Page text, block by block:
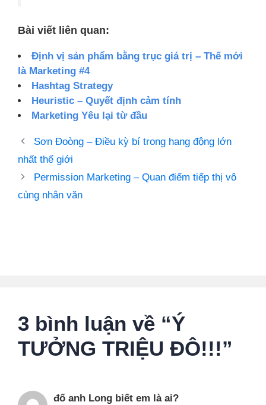
Bài viết liên quan:
Định vị sản phẩm bằng trục giá trị – Thế mới
là Marketing #4
Hashtag Strategy
Heuristic – Quyết định cảm tính
Marketing Yêu lại từ đầu
Sơn Đoòng – Điều kỳ bí trong hang động lớn
nhất thế giới
Permission Marketing – Quan điểm tiếp thị vô
cùng nhân văn
3 bình luận về “Ý
TƯỞNG TRIỆU ĐÔ!!!”
đố anh Long biết em là ai?